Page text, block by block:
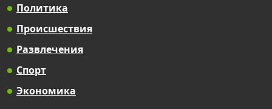
Политика
Происшествия
Развлечения
Спорт
Экономика